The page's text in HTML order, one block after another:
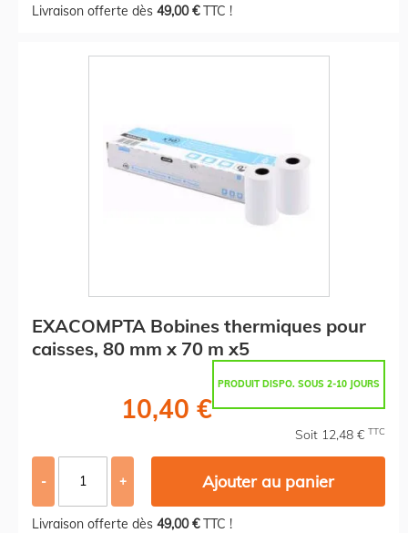
Livraison offerte dès 49,00 €TTC !
EXACOMPTA Bobines thermiques pour
caisses, 80 mm x 70 m x5
PRODUIT DISPO. SOUS 2-10 JOURS
10,40 €
Soit 12,48 € TTC
- + Ajouter au panier
Livraison offerte dès 49,00 €TTC !